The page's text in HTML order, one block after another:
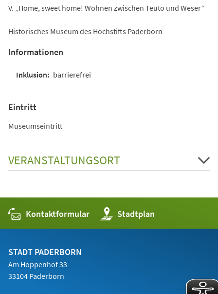
V. „Home, sweet home! Wohnen zwischen Teuto und Weser“
Historisches Museum des Hochstifts Paderborn
Informationen
barrierefrei
Eintritt
Museumseintritt
VERANSTALTUNGSORT
Kontaktformular Stadtplan
(Öffnet
in
einem
STADT PADERBORN
Am Hoppenhof 33
33104 Paderborn